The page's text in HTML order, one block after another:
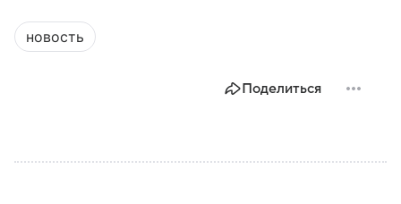
новость
Поделиться